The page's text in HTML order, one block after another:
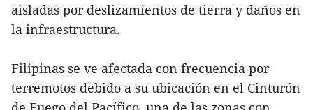
aisladas por deslizamientos de tierra y daños en
la infraestructura.
Filipinas se ve afectada con frecuencia por
terremotos debido a su ubicación en el Cinturón